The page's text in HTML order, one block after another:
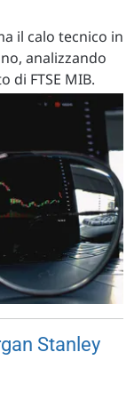
il calo tecnico in
analizzando
di FTSE MIB.
Stanley